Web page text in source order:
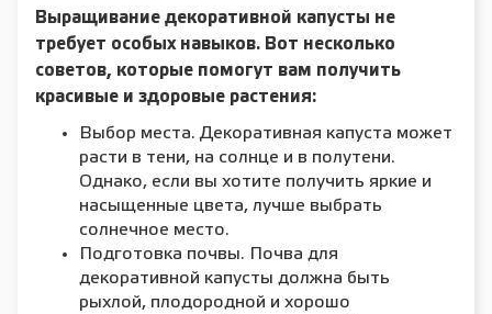
Выращивание декоративной капусты не
требует особых навыков. Вот несколько
советов, которые помогут вам получить
красивые и здоровые растения:
Выбор места. Декоративная капуста может
расти в тени, на солнце и в полутени.
Однако, если вы хотите получить яркие и
насыщенные цвета, лучше выбрать
солнечное место.
Подготовка почвы. Почва для
декоративной капусты должна быть
рыхлой, плодородной и хорошо